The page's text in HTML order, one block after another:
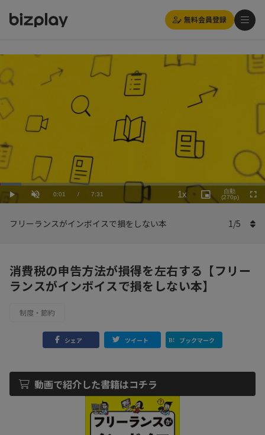
無料会員登録
Play UnmuteCurrent
0:01 / Duration
7:31
Loaded:
7.99%
1x
Playback
Rate
Picture-
in-
自動
(270p)
フリーランスがインボイスで損をしない本 1/5
消費税の申告方法が損得を左右する【フリー
ランスがインボイスで損をしない本】
制度・節約
シェア ツイート ブックマーク
動画で紹介した書籍はコチラ